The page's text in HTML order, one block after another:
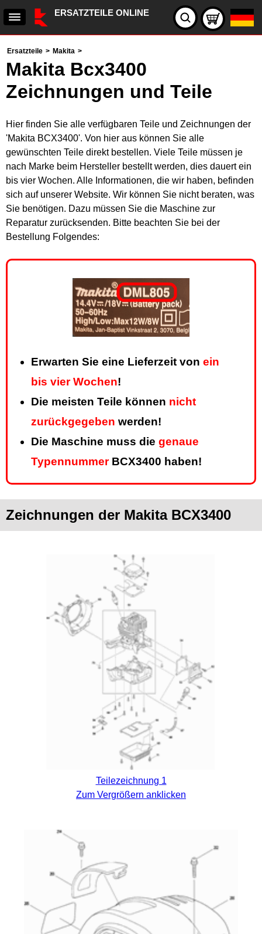
ERSATZTEILE ONLINE
Ersatzteile > Makita >
Makita Bcx3400
Zeichnungen und Teile
Hier finden Sie alle verfügbaren Teile und Zeichnungen der
'Makita BCX3400'. Von hier aus können Sie alle
gewünschten Teile direkt bestellen. Viele Teile müssen je
nach Marke beim Hersteller bestellt werden, dies dauert ein
bis vier Wochen. Alle Informationen, die wir haben, befinden
sich auf unserer Website. Wir können Sie nicht beraten, was
Sie benötigen. Dazu müssen Sie die Maschine zur
Reparatur zurücksenden. Bitte beachten Sie bei der
Bestellung Folgendes:
Erwarten Sie eine Lieferzeit von ein
bis vier Wochen!
Die meisten Teile können nicht
zurückgegeben werden!
Die Maschine muss die genaue
TypennummerBCX3400 haben!
Zeichnungen der Makita BCX3400
Teilezeichnung 1
Zum Vergrößern anklicken